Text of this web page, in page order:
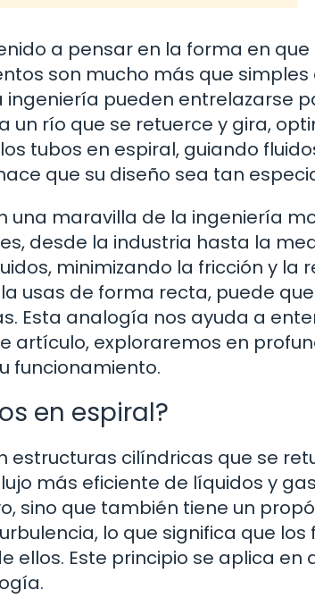
a pensar en la forma en
son mucho más que
pueden entrelazarse
un río que se retuerce y gira,
tubos en espiral, guiando
que su diseño sea tan
una maravilla de la ingeniería
desde la industria hasta la
minimizando la fricción y la
usas de forma recta, puede
Esta analogía nos ayuda a
artículo, exploraremos en
funcionamiento.
en espiral?
estructuras cilíndricas que se
más eficiente de líquidos y
sino que también tiene un
lo que significa que
ellos. Este principio se aplica en